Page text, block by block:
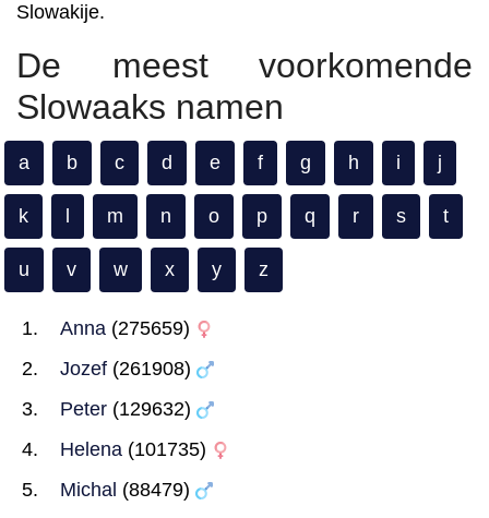
Slowakije.
De meest voorkomende
Slowaaks namen
a b c d e f g h i j
k m n o p q r s t
u v w x y z
Anna (275659)
Jozef (261908)
Peter (129632)
Helena (101735)
Michal (88479)